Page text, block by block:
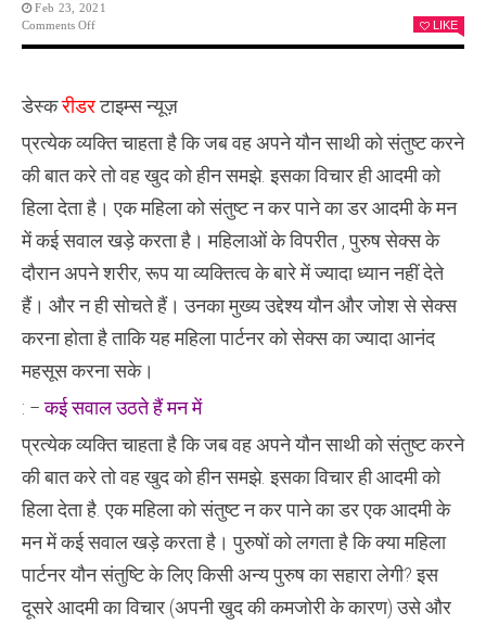
Feb 23, 2021
Comments OffOn
पुरुषों
इन
चिंताओं
का
है
,
LIKE
डेस्करीडरटाइम्स न्यूज़
प्रत्येक व्यक्ति चाहता है कि जब वह अपने यौन साथी को संतुष्ट करने
की बात करे तो वह खुद को हीन समझे. इसका विचार ही आदमी को
हिला देता है। एक महिला को संतुष्ट न कर पाने का डर आदमी के मन
में कई सवाल खड़े करता है। महिलाओं के विपरीत , पुरुष सेक्स के
दौरान अपने शरीर, रूप या व्यक्तित्व के बारे में ज्यादा ध्यान नहीं देते
हैं। और न ही सोचते हैं। उनका मुख्य उद्देश्य यौन और जोश से सेक्स
करना होता है ताकि यह महिला पार्टनर को सेक्स का ज्यादा आनंद
महसूस करना सके।
: –कई सवाल उठते हैं मन में
प्रत्येक व्यक्ति चाहता है कि जब वह अपने यौन साथी को संतुष्ट करने
की बात करे तो वह खुद को हीन समझे. इसका विचार ही आदमी को
हिला देता है. एक महिला को संतुष्ट न कर पाने का डर एक आदमी के
मन में कई सवाल खड़े करता है। पुरुषों को लगता है कि क्या महिला
पार्टनर यौन संतुष्टि के लिए किसी अन्य पुरुष का सहारा लेगी? इस
दूसरे आदमी का विचार (अपनी खुद की कमजोरी के कारण) उसे और